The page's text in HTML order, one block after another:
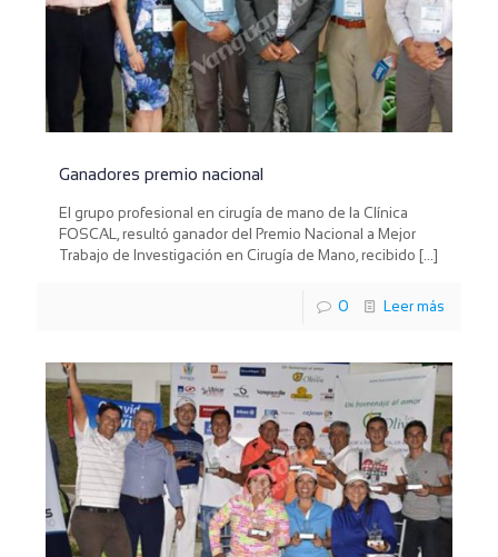
Ganadores premio nacional
El grupo profesional en cirugía de mano de la Clínica
FOSCAL, resultó ganador del Premio Nacional a Mejor
Trabajo de Investigación en Cirugía de Mano, recibido […]
0 Leer más